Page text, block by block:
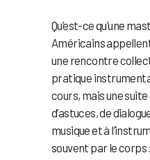
Qu’est-ce qu’une
Américains
une rencontre
pratique
cours, mais une
d’astuces, de
musique et à
souvent par le